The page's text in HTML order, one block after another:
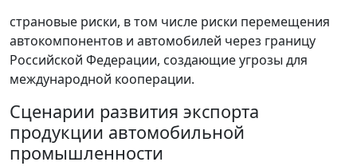
страновые риски, в том числе риски перемещения
автокомпонентов и автомобилей через границу
Российской Федерации, создающие угрозы для
международной кооперации.
Сценарии развития экспорта
продукции автомобильной
промышленности